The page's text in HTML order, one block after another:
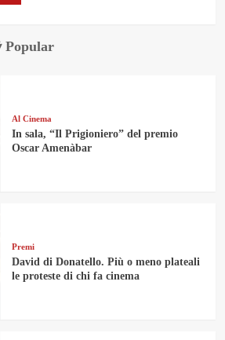
Popular
Al Cinema
In sala, “Il Prigioniero” del premio
Oscar Amenàbar
Premi
David di Donatello. Più o meno plateali
le proteste di chi fa cinema